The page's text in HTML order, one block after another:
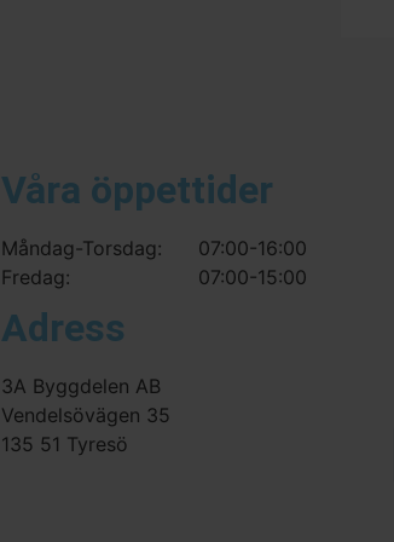
Våra öppettider
Måndag-Torsdag:
Fredag:
07:00-16:00
07:00-15:00
Adress
3A Byggdelen AB
Vendelsövägen 35
135 51 Tyresö